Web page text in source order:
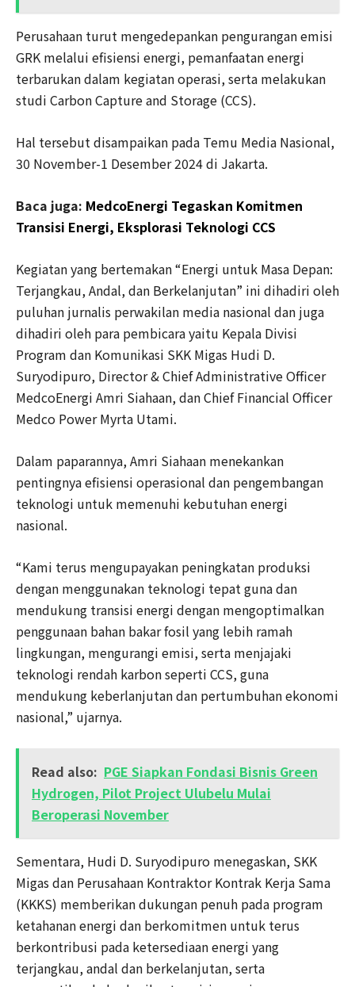
Perusahaan turut mengedepankan pengurangan emisi
GRK melalui efisiensi energi, pemanfaatan energi
terbarukan dalam kegiatan operasi, serta melakukan
studi Carbon Capture and Storage (CCS).
Hal tersebut disampaikan pada Temu Media Nasional,
30 November-1 Desember 2024 di Jakarta.
Baca juga: MedcoEnergi Tegaskan Komitmen
Transisi Energi, Eksplorasi Teknologi CCS
Kegiatan yang bertemakan “Energi untuk Masa Depan:
Terjangkau, Andal, dan Berkelanjutan” ini dihadiri oleh
puluhan jurnalis perwakilan media nasional dan juga
dihadiri oleh para pembicara yaitu Kepala Divisi
Program dan Komunikasi SKK Migas Hudi D.
Suryodipuro, Director & Chief Administrative Officer
MedcoEnergi Amri Siahaan, dan Chief Financial Officer
Medco Power Myrta Utami.
Dalam paparannya, Amri Siahaan menekankan
pentingnya efisiensi operasional dan pengembangan
teknologi untuk memenuhi kebutuhan energi
nasional.
“Kami terus mengupayakan peningkatan produksi
dengan menggunakan teknologi tepat guna dan
mendukung transisi energi dengan mengoptimalkan
penggunaan bahan bakar fosil yang lebih ramah
lingkungan, mengurangi emisi, serta menjajaki
teknologi rendah karbon seperti CCS, guna
mendukung keberlanjutan dan pertumbuhan ekonomi
nasional,” ujarnya.
Read also: PGE Siapkan Fondasi Bisnis Green
Hydrogen, Pilot Project Ulubelu Mulai
Beroperasi November
Sementara, Hudi D. Suryodipuro menegaskan, SKK
Migas dan Perusahaan Kontraktor Kontrak Kerja Sama
(KKKS) memberikan dukungan penuh pada program
ketahanan energi dan berkomitmen untuk terus
berkontribusi pada ketersediaan energi yang
terjangkau, andal dan berkelanjutan, serta